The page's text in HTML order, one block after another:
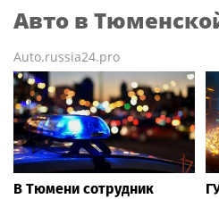
Авто в
Auto.russia24.pro
В Тюмени сотрудник